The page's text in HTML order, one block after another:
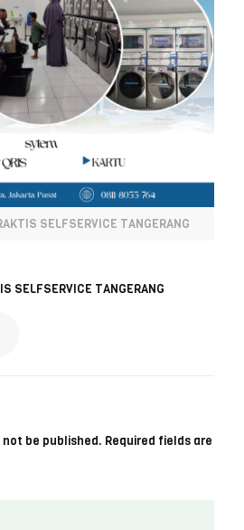
SELFSERVICE TANGERANG
SELFSERVICE TANGERANG
be published. Required fields are